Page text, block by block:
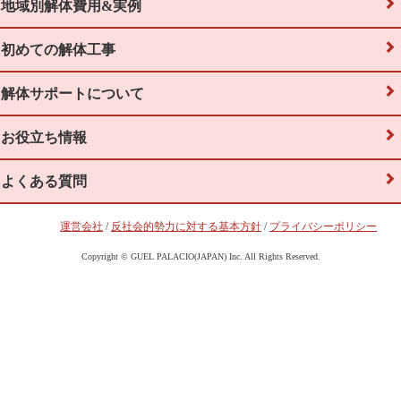
地域別解体費用&実例
初めての解体工事
解体サポートについて
お役立ち情報
よくある質問
運営会社 / 反社会的勢力に対する基本方針 / プライバシーポリシー
Copyright © GUEL PALACIO(JAPAN) Inc. All Rights Reserved.